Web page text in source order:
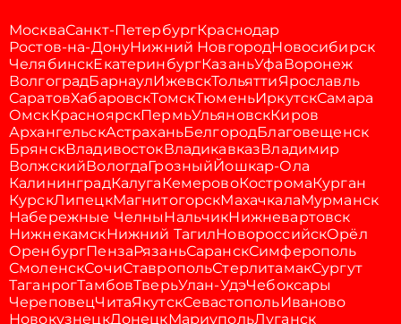
МоскваСанкт-ПетербургКраснодар
Ростов-на-ДонуНижний НовгородНовосибирск
ЧелябинскЕкатеринбургКазаньУфаВоронеж
ВолгоградБарнаулИжевскТольяттиЯрославль
СаратовХабаровскТомскТюменьИркутскСамара
ОмскКрасноярскПермьУльяновскКиров
АрхангельскАстраханьБелгородБлаговещенск
БрянскВладивостокВладикавказВладимир
ВолжскийВологдаГрозныйЙошкар-Ола
КалининградКалугаКемеровоКостромаКурган
КурскЛипецкМагнитогорскМахачкалаМурманск
Набережные ЧелныНальчикНижневартовск
НижнекамскНижний ТагилНовороссийскОрёл
ОренбургПензаРязаньСаранскСимферополь
СмоленскСочиСтавропольСтерлитамакСургут
ТаганрогТамбовТверьУлан-УдэЧебоксары
ЧереповецЧитаЯкутскСевастопольИваново
НовокузнецкДонецкМариупольЛуганск